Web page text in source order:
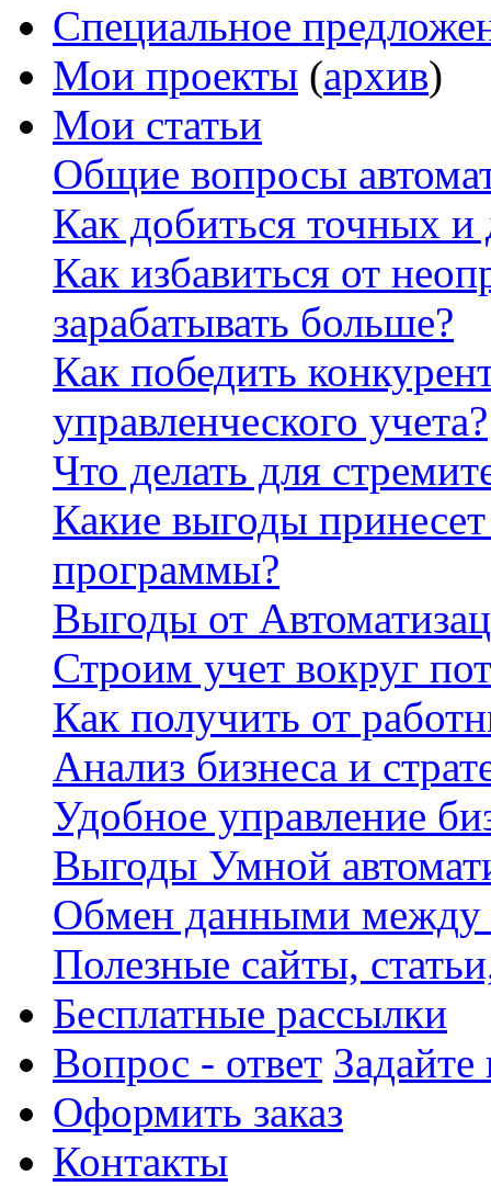
Специальное
Мои проекты (архив)
Мои статьи
Общие вопросы
Как добиться точных
Как избавиться от
зарабатывать больше?
Как победить
управленческого учета?
Что делать для
Какие выгоды
программы?
Выгоды от
Строим учет вокруг
Как получить от
Анализ бизнеса и
Удобное управление
Выгоды Умной
Обмен данными между
Полезные сайты,
Бесплатные рассылки
Вопрос - ответ
Оформить заказ
Контакты